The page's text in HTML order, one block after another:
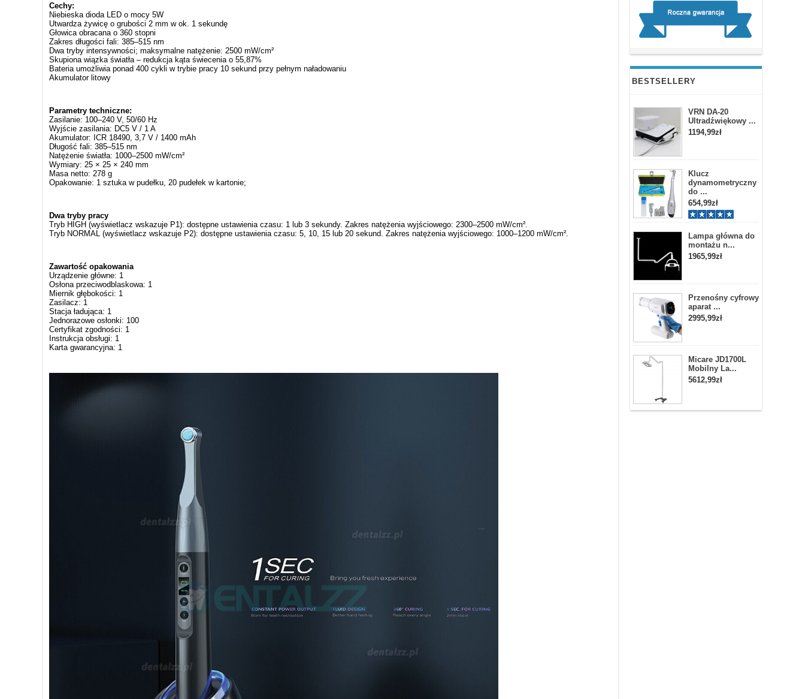
BESTSELLERY
VRN DA-20
Ultradźwiękowy ...
1194,99zł
Klucz
dynamometryczny
do ...
654,99zł
Lampa główna do
montażu n...
1965,99zł
Przenośny cyfrowy
aparat ...
2995,99zł
Micare JD1700L
Mobilny La...
5612,99zł
Cechy:
Niebieska dioda LED o mocy 5W
Utwardza żywicę o grubości 2 mm w ok. 1 sekundę
Głowica obracana o 360 stopni
Zakres długości fali: 385–515 nm
Dwa tryby intensywności; maksymalne natężenie: 2500 mW/cm²
Skupiona wiązka światła – redukcja kąta świecenia o 55,87%
Bateria umożliwia ponad 400 cykli w trybie pracy 10 sekund przy pełnym naładowaniu
Akumulator litowy
Parametry techniczne:
Zasilanie: 100–240 V, 50/60 Hz
Wyjście zasilania: DC5 V / 1 A
Akumulator: ICR 18490, 3,7 V / 1400 mAh
Długość fali: 385–515 nm
Natężenie światła: 1000–2500 mW/cm²
Wymiary: 25 × 25 × 240 mm
Masa netto: 278 g
Opakowanie: 1 sztuka w pudełku, 20 pudełek w kartonie;
Dwa tryby pracy
Tryb HIGH (wyświetlacz wskazuje P1): dostępne ustawienia czasu: 1 lub 3 sekundy. Zakres natężenia wyjściowego: 2300–2500 mW/cm².
Tryb NORMAL (wyświetlacz wskazuje P2): dostępne ustawienia czasu: 5, 10, 15 lub 20 sekund. Zakres natężenia wyjściowego: 1000–1200 mW/cm².
Zawartość opakowania
Urządzenie główne: 1
Osłona przeciwodblaskowa: 1
Miernik głębokości: 1
Zasilacz: 1
Stacja ładująca: 1
Jednorazowe osłonki: 100
Certyfikat zgodności: 1
Instrukcja obsługi: 1
Karta gwarancyjna: 1